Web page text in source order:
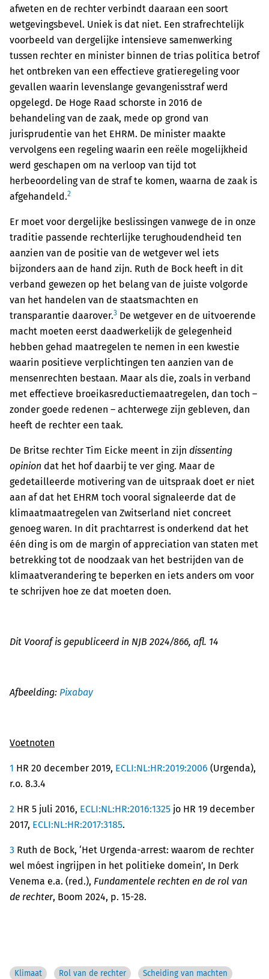
afweten en de rechter verbindt daaraan een soort
wetgevingsbevel. Uniek is dat niet. Een strafrechtelijk
voorbeeld van dergelijke intensieve samenwerking
tussen rechter en minister binnen de trias politica betrof
het ontbreken van een effectieve gratieregeling voor
gevallen waarin levenslange gevangenisstraf werd
opgelegd. De Hoge Raad schorste in 2016 de
behandeling van de zaak, mede op grond van
jurisprudentie van het EHRM. De minister maakte
vervolgens een regeling waarin een reële mogelijkheid
werd geschapen om na verloop van tijd tot
herbeoordeling van de straf te komen, waarna de zaak is
afgehandeld.2
Er moet voor dergelijke beslissingen vanwege de in onze
traditie passende rechterlijke terughoudendheid ten
aanzien van de positie van de wetgever wel iets
bijzonders aan de hand zijn. Ruth de Bock heeft in dit
verband gewezen op het belang van de juiste volgorde
van het handelen van de staatsmachten en
transparantie daarover.3 De wetgever en de uitvoerende
macht moeten eerst daadwerkelijk de gelegenheid
hebben gehad maatregelen te nemen in een kwestie
waarin positieve verplichtingen ten aanzien van de
mensenrechten bestaan. Maar als die, zoals in verband
met effectieve broeikasreductiemaatregelen, dan toch –
zonder goede redenen – achterwege zijn gebleven, dan
heeft de rechter een taak.
De Britse rechter Tim Eicke meent in zijn dissenting
opinion dat het hof daarbij te ver ging. Maar de
gedetailleerde motivering van de uitspraak doet er niet
aan af dat het EHRM toch vooral signaleerde dat de
klimaatmaatregelen van Zwitserland niet concreet
genoeg waren. In dit prachtarrest is onderkend dat het
één ding is om de margin of appreciation van staten met
betrekking tot de noodzaak van het bestrijden van de
klimaatverandering te beperken en iets anders om voor
te schrijven hoe ze dat moeten doen.
Dit Vooraf is gepubliceerd in NJB 2024/866, afl. 14
Afbeelding: Pixabay
Voetnoten
1 HR 20 december 2019, ECLI:NL:HR:2019:2006 (Urgenda),
r.o. 8.3.4
2 HR 5 juli 2016, ECLI:NL:HR:2016:1325 jo HR 19 december
2017, ECLI:NL:HR:2017:3185.
3 Ruth de Bock, ‘Het Urgenda-arrest: waarom de rechter
wel móest ingrijpen in het politieke domein’, In Derk
Venema e.a. (red.), Fundamentele rechten en de rol van
de rechter, Boom 2024, p. 15-28.
Klimaat Rol van de rechter Scheiding van machten